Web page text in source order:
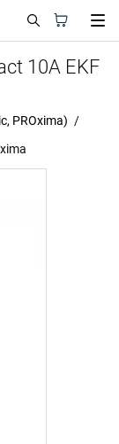
10А EKF
PROxima)